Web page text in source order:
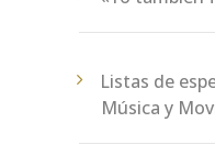
Listas de
Música y